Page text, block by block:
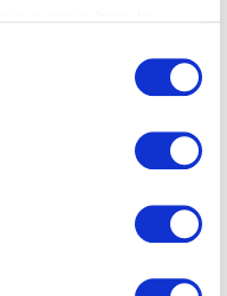
, dove un ragazzo
la sua adorata, il